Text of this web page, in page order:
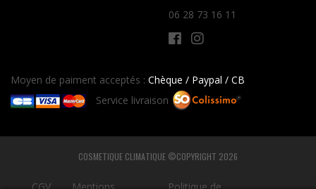
06 28 73 16 11
Moyen de paiment acceptés : Chèque / Paypal / CB
Service livraison
COSMETIQUE CLIMATIQUE ©COPYRIGHT 2026